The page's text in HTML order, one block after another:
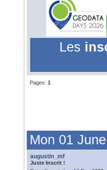
Les
Pages: 1
Mon 01
augustin_mf
Juste Inscrit !